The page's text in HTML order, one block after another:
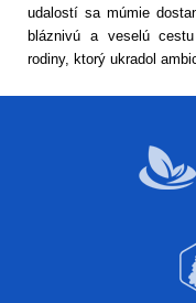
udalostí sa múmie
bláznivú a veselú
rodiny, ktorý ukradol